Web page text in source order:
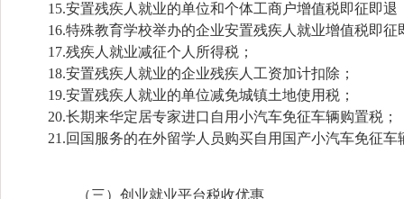
15.安置残疾人就业的单位和个体工商户增值税即征即退
16.特殊教育学校举办的企业安置残疾人就业增值税即征
17.残疾人就业减征个人所得税；
18.安置残疾人就业的企业残疾人工资加计扣除；
19.安置残疾人就业的单位减免城镇土地使用税；
20.长期来华定居专家进口自用小汽车免征车辆购置税；
21.回国服务的在外留学人员购买自用国产小汽车免征车
（三）创业就业平台税收优惠